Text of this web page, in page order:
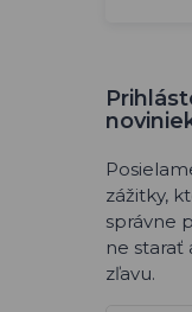
zážitky,
správne
ne starať
zľavu.